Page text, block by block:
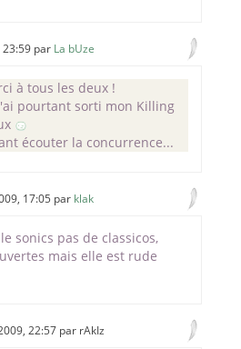
par La bUze
à tous les deux !
pourtant sorti mon Killing
écouter la concurrence...
17:05 par klak
sonics pas de classicos,
mais elle est rude
22:57 par rAkIz